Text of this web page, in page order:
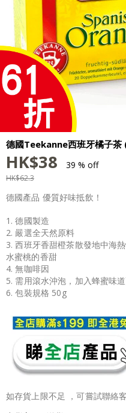
德國Teekanne西班牙橘子茶
HK$38 39 % off
HK$62.3
德國產品 優質好味抵飲！
1. 德國製造
2. 嚴選全天然原料
3. 西班牙香甜橙茶散發地中海
水蜜桃的香甜
4. 無咖啡因
5. 需用滾水沖泡，加入蜂蜜味
6. 包裝規格 50g
如存貨上限不足 ，可嘗試聯絡